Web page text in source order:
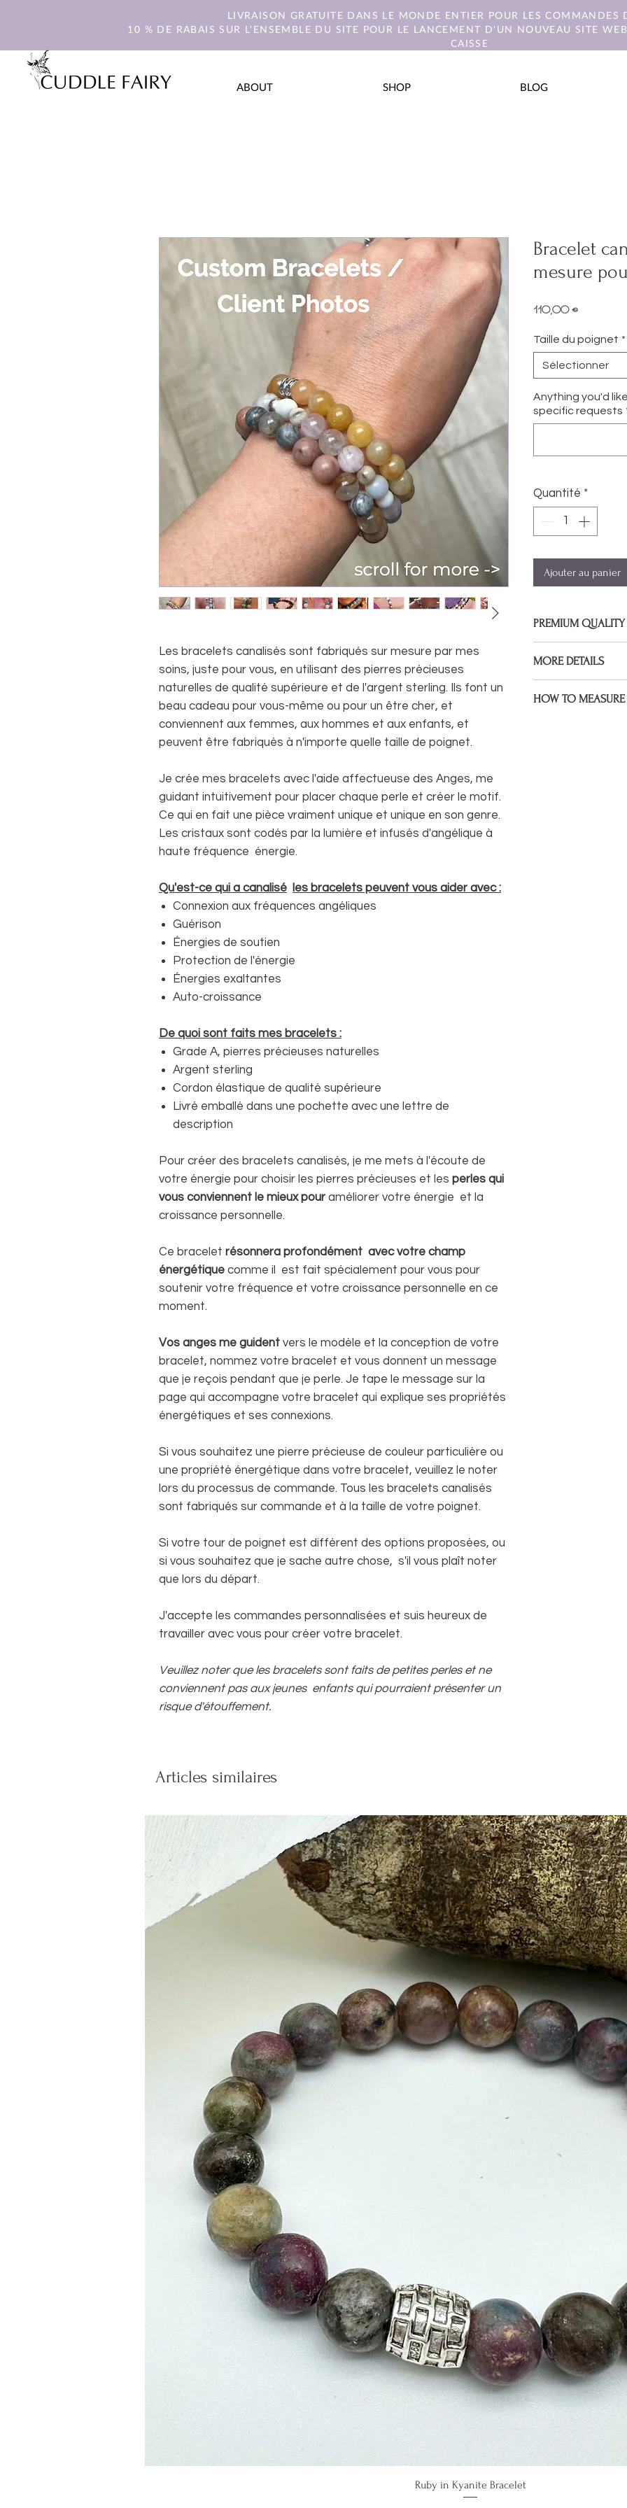
LIVRAISON GRATUITE DANS LE MONDE ENTIER POUR LES COMMANDES
10 % DE RABAIS SUR L'ENSEMBLE DU SITE POUR LE LANCEMENT D'UN NOUVEAU SITE
CAISSE
ABOUT SHOP BLOG
Les bracelets canalisés sont fabriqués sur mesure par mes
soins, juste pour vous, en utilisant des pierres précieuses
naturelles de qualité supérieure et de l'argent sterling. Ils font un
beau cadeau pour vous-même ou pour un être cher, et
conviennent aux femmes, aux hommes et aux enfants, et
peuvent être fabriqués à n'importe quelle taille de poignet.
Je crée mes bracelets avec l'aide affectueuse des Anges, me
guidant intuitivement pour placer chaque perle et créer le motif.
Ce qui en fait une pièce vraiment unique et unique en son genre.
Les cristaux sont codés par la lumière et infusés d'angélique à
haute fréquence énergie.
Qu'est-ce qui a canalisé
les bracelets peuvent vous aider avec :
Connexion aux fréquences angéliques
Guérison
Énergies de soutien
Protection de l'énergie
Énergies exaltantes
Auto-croissance
De quoi sont faits mes bracelets :
Grade A, pierres précieuses naturelles
Argent sterling
Cordon élastique de qualité supérieure
Livré emballé dans une pochette avec une lettre de
description
Pour créer des bracelets canalisés, je me mets à l'écoute de
votre énergie pour choisir les pierres précieuses et les perles qui
vous conviennent le mieux pour améliorer votre énergie et la
croissance personnelle.
Ce bracelet résonnera profondément avec votre champ
énergétique comme il est fait spécialement pour vous pour
soutenir votre fréquence et votre croissance personnelle en ce
moment.
Vos anges me guident vers le modèle et la conception de votre
bracelet, nommez votre bracelet et vous donnent un message
que je reçois pendant que je perle. Je tape le message sur la
page qui accompagne votre bracelet qui explique ses propriétés
énergétiques et ses connexions.
Si vous souhaitez une pierre précieuse de couleur particulière ou
une propriété énergétique dans votre bracelet, veuillez le noter
lors du processus de commande. Tous les bracelets canalisés
sont fabriqués sur commande et à la taille de votre poignet.
Si votre tour de poignet est différent des options proposées, ou
si vous souhaitez que je sache autre chose, s'il vous plaît noter
que lors du départ.
J'accepte les commandes personnalisées et suis heureux de
travailler avec vous pour créer votre bracelet.
Veuillez noter que les bracelets sont faits de petites perles et ne
conviennent pas aux jeunes enfants qui pourraient présenter un
risque d'étouffement.
Bracelet
mesure
110,00 €Prix
Taille du poignet *
Sélectionner
Anything you'd
specific requests
Quantité *
Ajouter au panier
PREMIUM QUALITY
Gemstones, 925
assembled on
MORE DETAILS
size during check
HOW TO MEASURE
Articles similaires
Ruby in Kyanite Bracelet